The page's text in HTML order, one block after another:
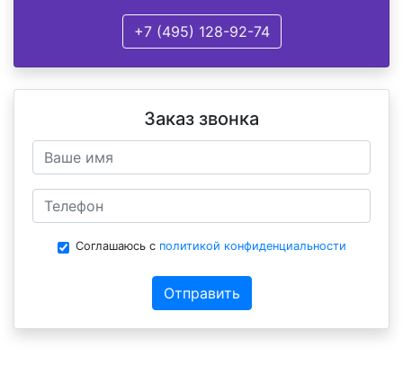
+7 (495) 128-92-74
Заказ звонка
Соглашаюсь с политикой конфиденциальности
Отправить